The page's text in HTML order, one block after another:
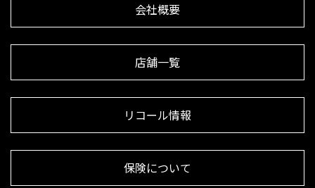
会社概要
店舗一覧
リコール情報
保険について